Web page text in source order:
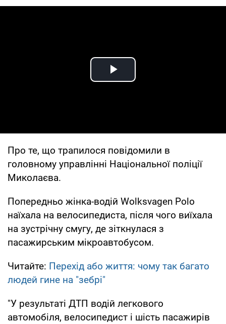
Play Video
Про те, що трапилося повідомили в
головному управлінні Національної поліції
Миколаєва.
Попередньо жінка-водій Wolksvagen Polo
наїхала на велосипедиста, після чого виїхала
на зустрічну смугу, де зіткнулася з
пасажирським мікроавтобусом.
Читайте: Перехід або життя: чому так багато
людей гине на "зебрі"
"У результаті ДТП водій легкового
автомобіля, велосипедист і шість пасажирів